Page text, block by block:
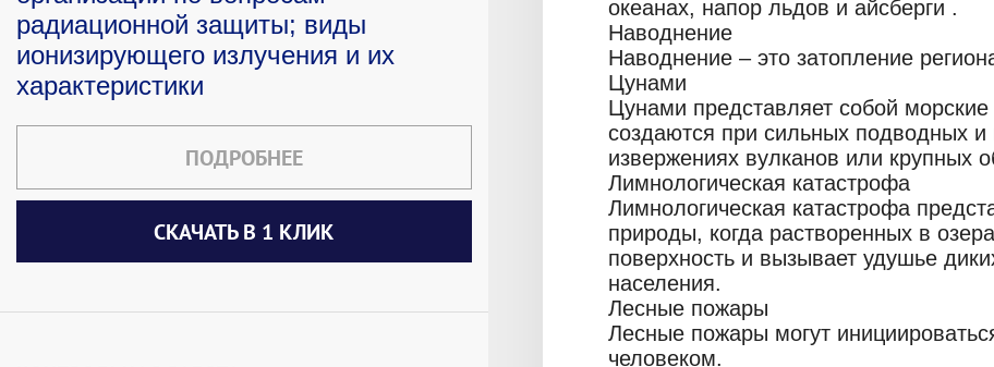
радиационной защиты; виды
ионизирующего излучения и их
характеристики
ПОДРОБНЕЕ
СКАЧАТЬ В 1 КЛИК
океанах, напор льдов и айсберги .
Наводнение
Наводнение – это затопление
Цунами
Цунами представляет собой
создаются при сильных подводных
извержениях вулканов или крупных
Лимнологическая катастрофа
Лимнологическая катастрофа
природы, когда растворенных в
поверхность и вызывает удушье
населения.
Лесные пожары
Лесные пожары могут
человеком.